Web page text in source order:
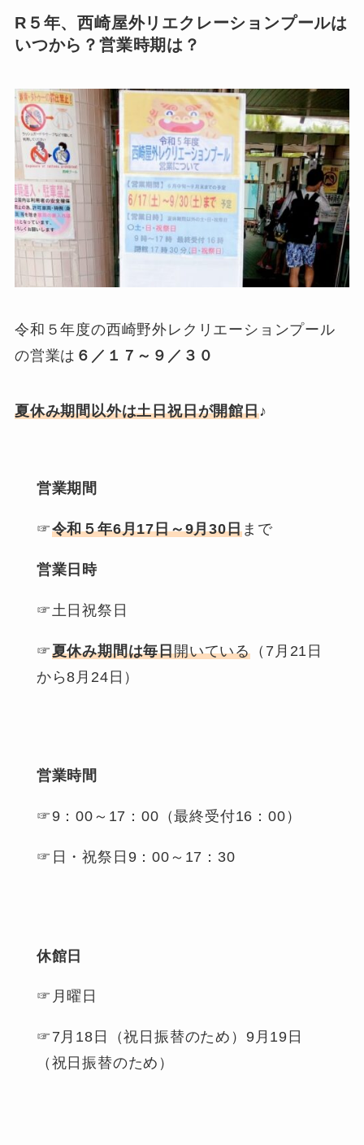
R５年、西崎屋外リエクレーションプールは
いつから？営業時期は？
令和５年度の西崎野外レクリエーションプール
の営業は ６／１７～９／３０
夏休み期間以外は土日祝日が開館日♪
営業期間
☞令和５年6月17日～9月30日まで
営業日時
☞土日祝祭日
☞夏休み期間は毎日開いている （7月21日
から8月24日）
営業時間
☞9：00～17：00（最終受付16：00）
☞日・祝祭日9：00～17：30
休館日
☞月曜日
☞7月18日（祝日振替のため）9月19日
（祝日振替のため）